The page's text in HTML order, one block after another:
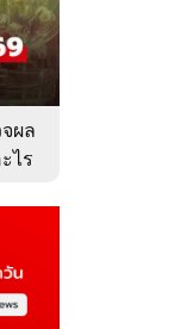
ผล
ไร